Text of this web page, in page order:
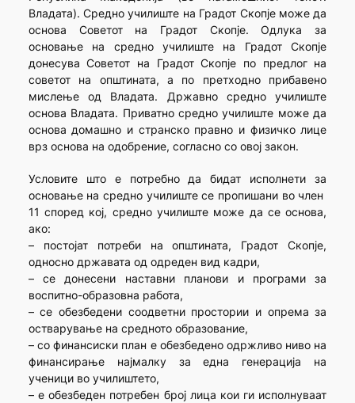
Владата). Средно училиште на Градот Скопје може да
основа Советот на Градот Скопје. Одлука за
основање на средно училиште на Градот Скопје
донесува Советот на Градот Скопје по предлог на
советот на општината, а по претходно прибавено
мислење од Владата. Државно средно училиште
основа Владата. Приватно средно училиште може да
основа домашно и странско правно и физичко лице
врз основа на одобрение, согласно со овој закон.
Условите што е потребно да бидат исполнети за
основање на средно училиште се пропишани во член
11 според кој, средно училиште може да се основа,
ако:
– постојат потреби на општината, Градот Скопје,
односно државата од одреден вид кадри,
– се донесени наставни планови и програми за
воспитно-образовна работа,
– се обезбедени соодветни простории и опрема за
остварување на средното образование,
– со финансиски план е обезбедено одржливо ниво на
финансирање најмалку за една генерација на
ученици во училиштето,
– е обезбеден потребен број лица кои ги исполнуваат